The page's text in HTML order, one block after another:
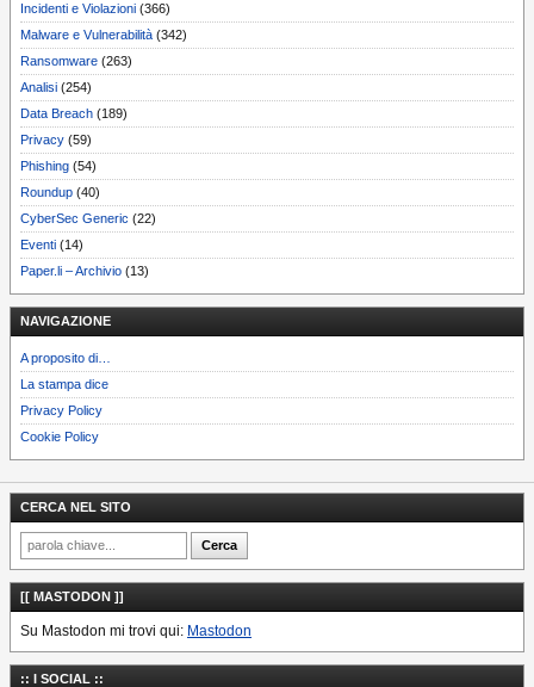
Incidenti e Violazioni (366)
Malware e Vulnerabilità (342)
Ransomware (263)
Analisi (254)
Data Breach (189)
Privacy (59)
Phishing (54)
Roundup (40)
CyberSec Generic (22)
Eventi (14)
Paper.li – Archivio (13)
NAVIGAZIONE
A proposito di…
La stampa dice
Privacy Policy
Cookie Policy
CERCA NEL SITO
[[ MASTODON ]]
Su Mastodon mi trovi qui: Mastodon
:: I SOCIAL ::